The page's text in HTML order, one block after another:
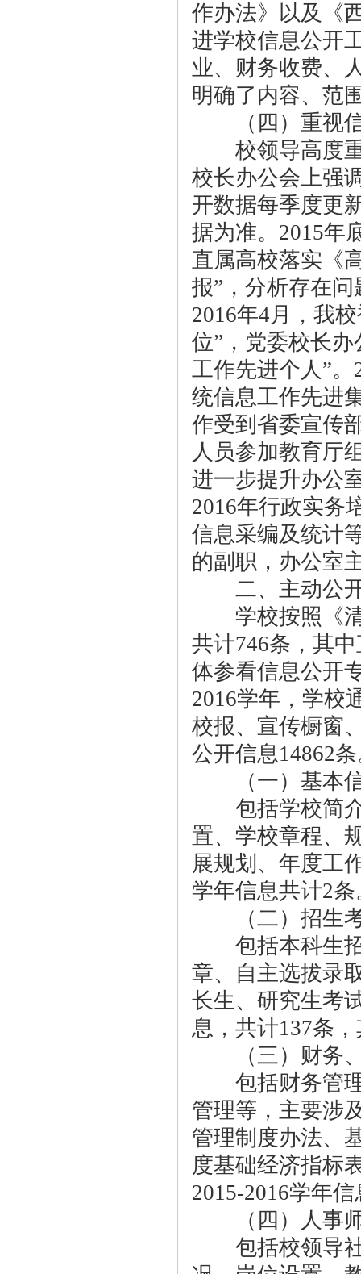
作办法》以及《
进学校信息公开
业、财务收费、
明确了内容、范
（四）重视信
校领导高度重
校长办公会上强
开数据每季度更
据为准。2015年
直属高校落实《
报”，分析存在
2016年4月，我
位”，党委校长
工作先进个人”
统信息工作先进
作受到省委宣传
人员参加教育厅
进一步提升办公
2016年行政实务
信息采编及统计
的副职，办公室
二、主动公
学校按照《清
共计746条，其
体参看信息公开
2016学年，学校
校报、宣传橱窗
公开信息14862
（一）基本信
包括学校简介
置、学校章程、
展规划、年度工
学年信息共计2条
（二）招生考
包括本科生招
章、自主选拔录
长生、研究生考
息，共计137条
（三）财务、
包括财务管理
管理等，主要涉
管理制度办法、
度基础经济指标
2015-2016学年
（四）人事师
包括校领导社